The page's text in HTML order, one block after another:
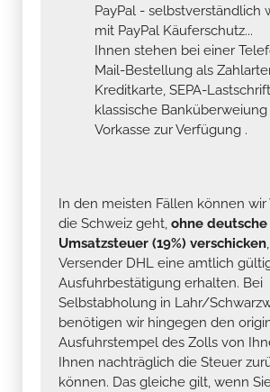
PayPal - selbstverständlich
mit PayPal Käuferschutz...
Ihnen stehen bei einer
Mail-Bestellung als
Kreditkarte, SEPA-
klassische
Vorkasse zur Verfügung .
In den meisten Fällen können wir
die Schweiz geht, ohne deutsche
Umsatzsteuer (19%) verschicken
Versender DHL eine amtlich
Ausfuhrbestätigung erhalten. Bei
Selbstabholung in Lahr/
benötigen wir hingegen den
Ausfuhrstempel des Zolls von
Ihnen nachträglich die Steuer
können. Das gleiche gilt, wenn